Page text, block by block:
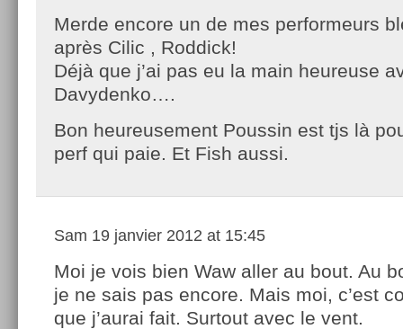
Merde encore un de mes performeurs
après Cilic , Roddick!
Déjà que j’ai pas eu la main heureuse
Davydenko….
Bon heureusement Poussin est tjs là
perf qui paie. Et Fish aussi.
Sam 19 janvier 2012 at 15:45
Moi je vois bien Waw aller au bout. Au
je ne sais pas encore. Mais moi, c’est
que j’aurai fait. Surtout avec le vent.